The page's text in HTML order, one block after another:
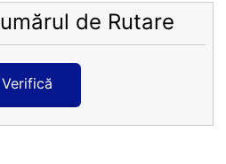
de Rutare
Verifică